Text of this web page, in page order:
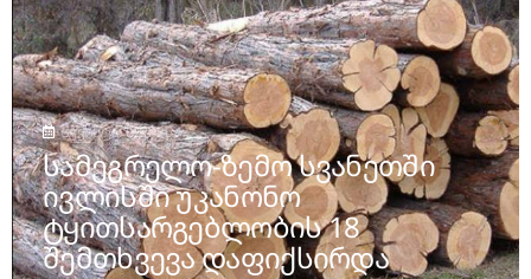
აგვისტო 6, 2026
Სამეგრელო-Ზემო Სვანეთში
Ივლისში Უკანონო
Ტყითსარგებლობის 18
Შემთხვევა Დაფიქსირდა